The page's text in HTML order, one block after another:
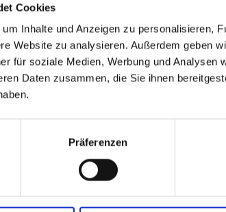
Cookies
Inhalte und Anzeigen zu personalisieren,
Website zu analysieren. Außerdem geben
für soziale Medien, Werbung und Analysen
Daten zusammen, die Sie ihnen
Präferenzen
LLD, roșu
nr.
Preț unitar
gratuit
Selecție
Mostră
LLD, verde
nr.
Preț unitar
gratuit
Mostră